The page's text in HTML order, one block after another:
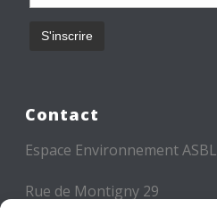
Contact
Espace Environnement ASBL
Rue de Montigny 29